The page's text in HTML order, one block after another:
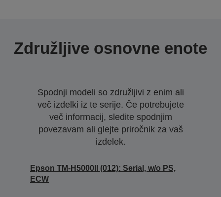
Združljive osnovne enote
Spodnji modeli so združljivi z enim ali
več izdelki iz te serije. Če potrebujete
več informacij, sledite spodnjim
povezavam ali glejte priročnik za vaš
izdelek.
Epson TM-H5000II (012): Serial, w/o PS,
ECW